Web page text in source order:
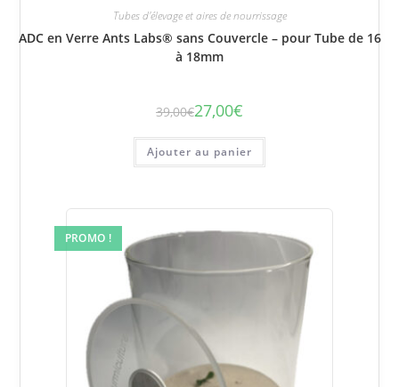
Tubes d'élevage et aires de nourrissage
ADC en Verre Ants Labs® sans Couvercle – pour Tube de 16
à 18mm
39,00€ Le
initial
était :
39,00€.
27,00€
Le
actuel
est :
27,00€.
Ajouter au panier
PROMO !